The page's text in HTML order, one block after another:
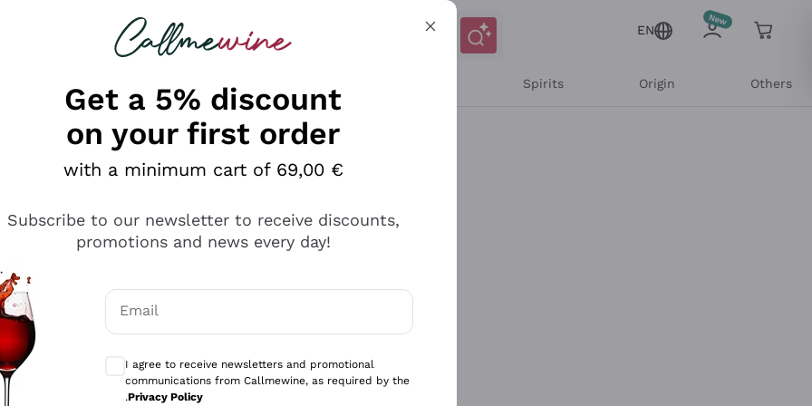
looking for
EN
Spirits Origin Others
Get a 5% discount
on your first order
with a minimum cart of 69,00 €
Subscribe to our newsletter to receive discounts,
promotions and news every day!
Email
I agree to receive newsletters and promotional
communications from Callmewine, as required by the
.Privacy Policy